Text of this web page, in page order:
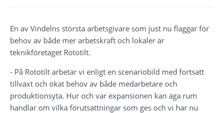
En av Vindelns största arbetsgivare som just nu flaggar för
behov av både mer arbetskraft och lokaler är
teknikföretaget Rototilt.
- På Rototilt arbetar vi enligt en scenariobild med fortsatt
tillväxt och ökat behov av både medarbetare och
produktionsyta. Hur och var expansionen kan äga rum
handlar om vilka förutsättningar som ges och vi har nu